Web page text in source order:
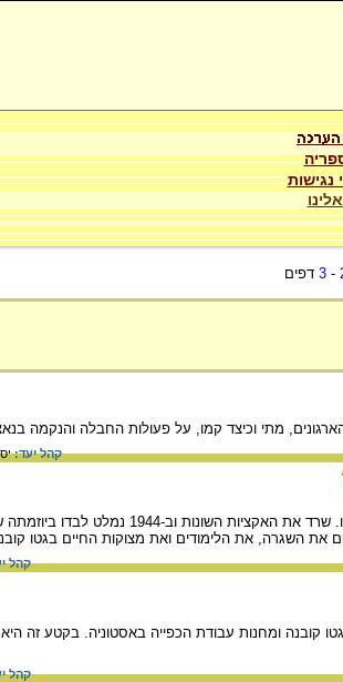
נגישות
-
3 דפים
מתי וכיצד קמו, על פעולות החבלה והנקמה
קהל יעד:
שלום (קפלן) אילתי נולד בקובנה שבליטא בשנת 1933. ב-
השגרה, את הלימודים ואת מצוקות החיים בגטו
קהל
קובנה ומחנות עבודת הכפייה באסטוניה. בקטע זה
קהל